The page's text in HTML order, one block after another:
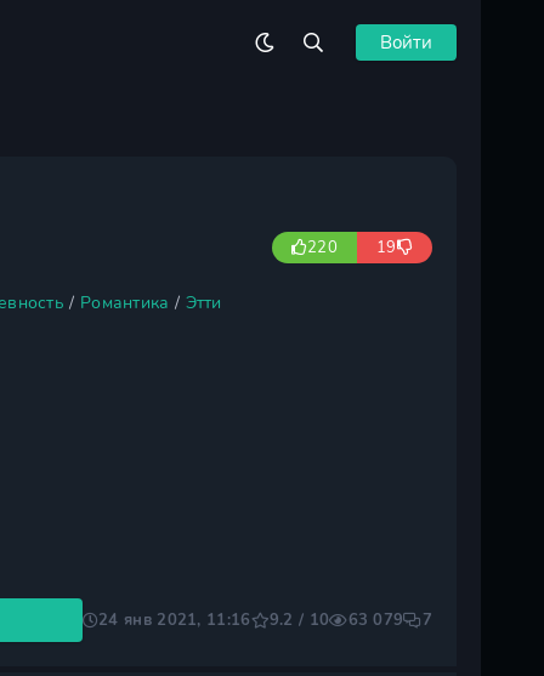
Войти
220 19
/ Романтика / Этти
24 янв 2021, 11:16 9.2 / 10 63 079 7